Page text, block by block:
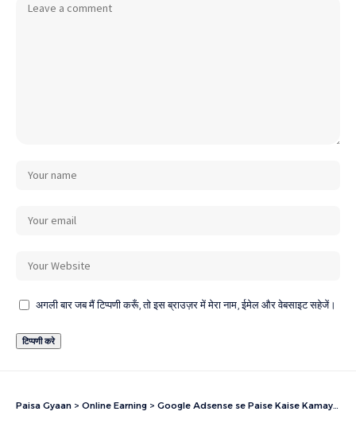
अगली बार जब मैं टिप्पणी करूँ, तो इस ब्राउज़र में मेरा नाम, ईमेल और वेबसाइट सहेजें।
Paisa Gyaan > Online Earning > Google Adsense se Paise Kaise Kamaye ? – 10,000 रुपये से 1,00,000 रुपये कमा सकते हैं